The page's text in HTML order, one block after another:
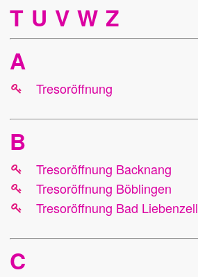
T U V W Z
A
Tresoröffnung
B
Tresoröffnung Backnang
Tresoröffnung Böblingen
Tresoröffnung Bad Liebenzell
C